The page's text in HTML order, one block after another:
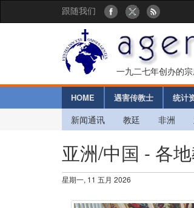
跟随我们
一九二七年创办的
HOME 遇害传教士 统计
新闻通讯 教廷 非洲
亚洲/中国 - 各
星期一, 11 五月 2026